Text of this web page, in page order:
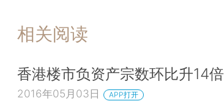
相关阅读
香港楼市负资产宗数环比升14倍
2016年05月03日 APP打开